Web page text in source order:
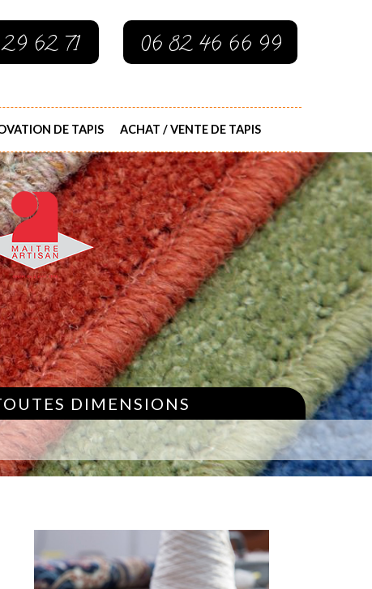
62 71 06 82 46 66 99
DE TAPIS ACHAT / VENTE DE TAPIS
DIMENSIONS